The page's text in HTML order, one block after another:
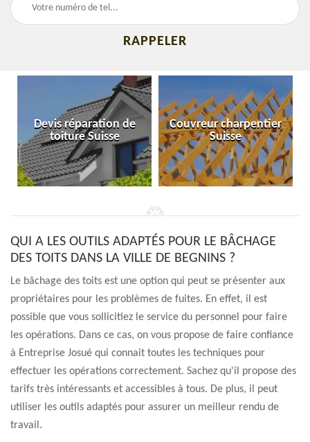
Devis réparation de
toiture Suisse
Couvreur charpentier
Suisse
QUI A LES OUTILS ADAPTÉS POUR LE BÂCHAGE
DES TOITS DANS LA VILLE DE BEGNINS ?
Le bâchage des toits est une option qui peut se présenter aux
propriétaires pour les problèmes de fuites. En effet, il est
possible que vous sollicitiez le service du personnel pour faire
les opérations. Dans ce cas, on vous propose de faire confiance
à Entreprise Josué qui connait toutes les techniques pour
effectuer les opérations correctement. Sachez qu'il propose des
tarifs très intéressants et accessibles à tous. De plus, il peut
utiliser les outils adaptés pour assurer un meilleur rendu de
travail.